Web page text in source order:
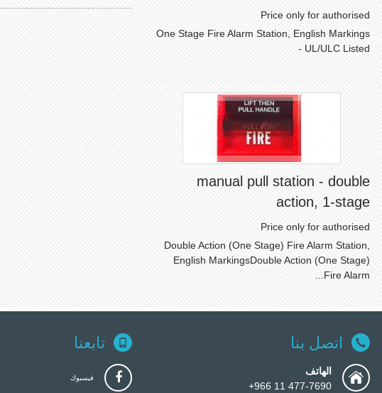
Price only for authorised
One Stage Fire Alarm Station, English Markings
- UL/ULC Listed
manual pull station - double
action, 1-stage
Price only for authorised
Double Action (One Stage) Fire Alarm Station,
English MarkingsDouble Action (One Stage)
Fire Alarm...
اتصل بنا
الهاتف
477-7690 11 966+
تابعنا
فيسبوك